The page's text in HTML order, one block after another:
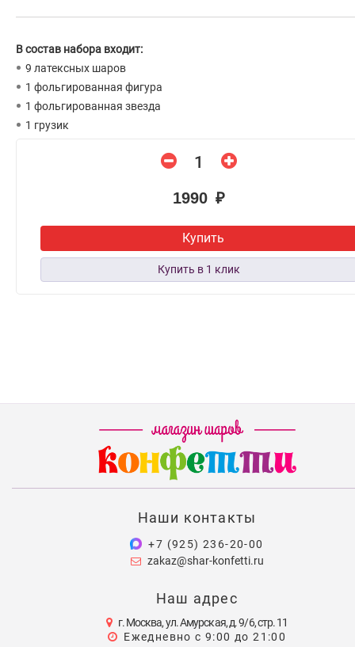
В состав набора входит:
9 латексных шаров
1 фольгированная фигура
1 фольгированная звезда
1 грузик
1990 ₽
Купить
Наши контакты
+7 (925) 236-20-00
zakaz@shar-konfetti.ru
Наш адрес
г. Москва, ул. Амурская, д. 9/6, стр. 11
Ежедневно с 9:00 до 21:00